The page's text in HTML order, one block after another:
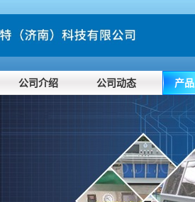
公司介绍 公司动态 产